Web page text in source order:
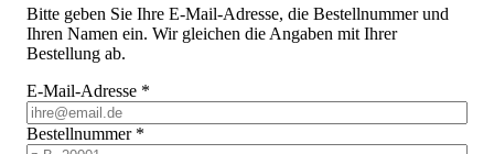
Bitte geben Sie Ihre E-Mail-Adresse, die Bestellnummer und
Ihren Namen ein. Wir gleichen die Angaben mit Ihrer
Bestellung ab.
E-Mail-Adresse *
Bestellnummer *